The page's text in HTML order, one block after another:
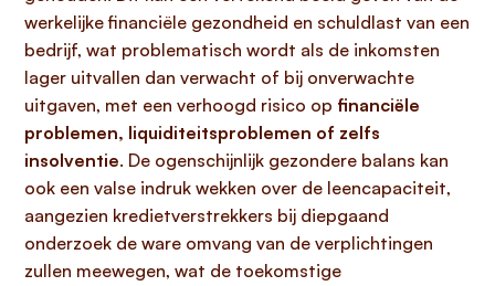
werkelijke financiële gezondheid en schuldlast van een
bedrijf, wat problematisch wordt als de inkomsten
lager uitvallen dan verwacht of bij onverwachte
uitgaven, met een verhoogd risico op financiële
problemen, liquiditeitsproblemen of zelfs
insolventie. De ogenschijnlijk gezondere balans kan
ook een valse indruk wekken over de leencapaciteit,
aangezien kredietverstrekkers bij diepgaand
onderzoek de ware omvang van de verplichtingen
zullen meewegen, wat de toekomstige